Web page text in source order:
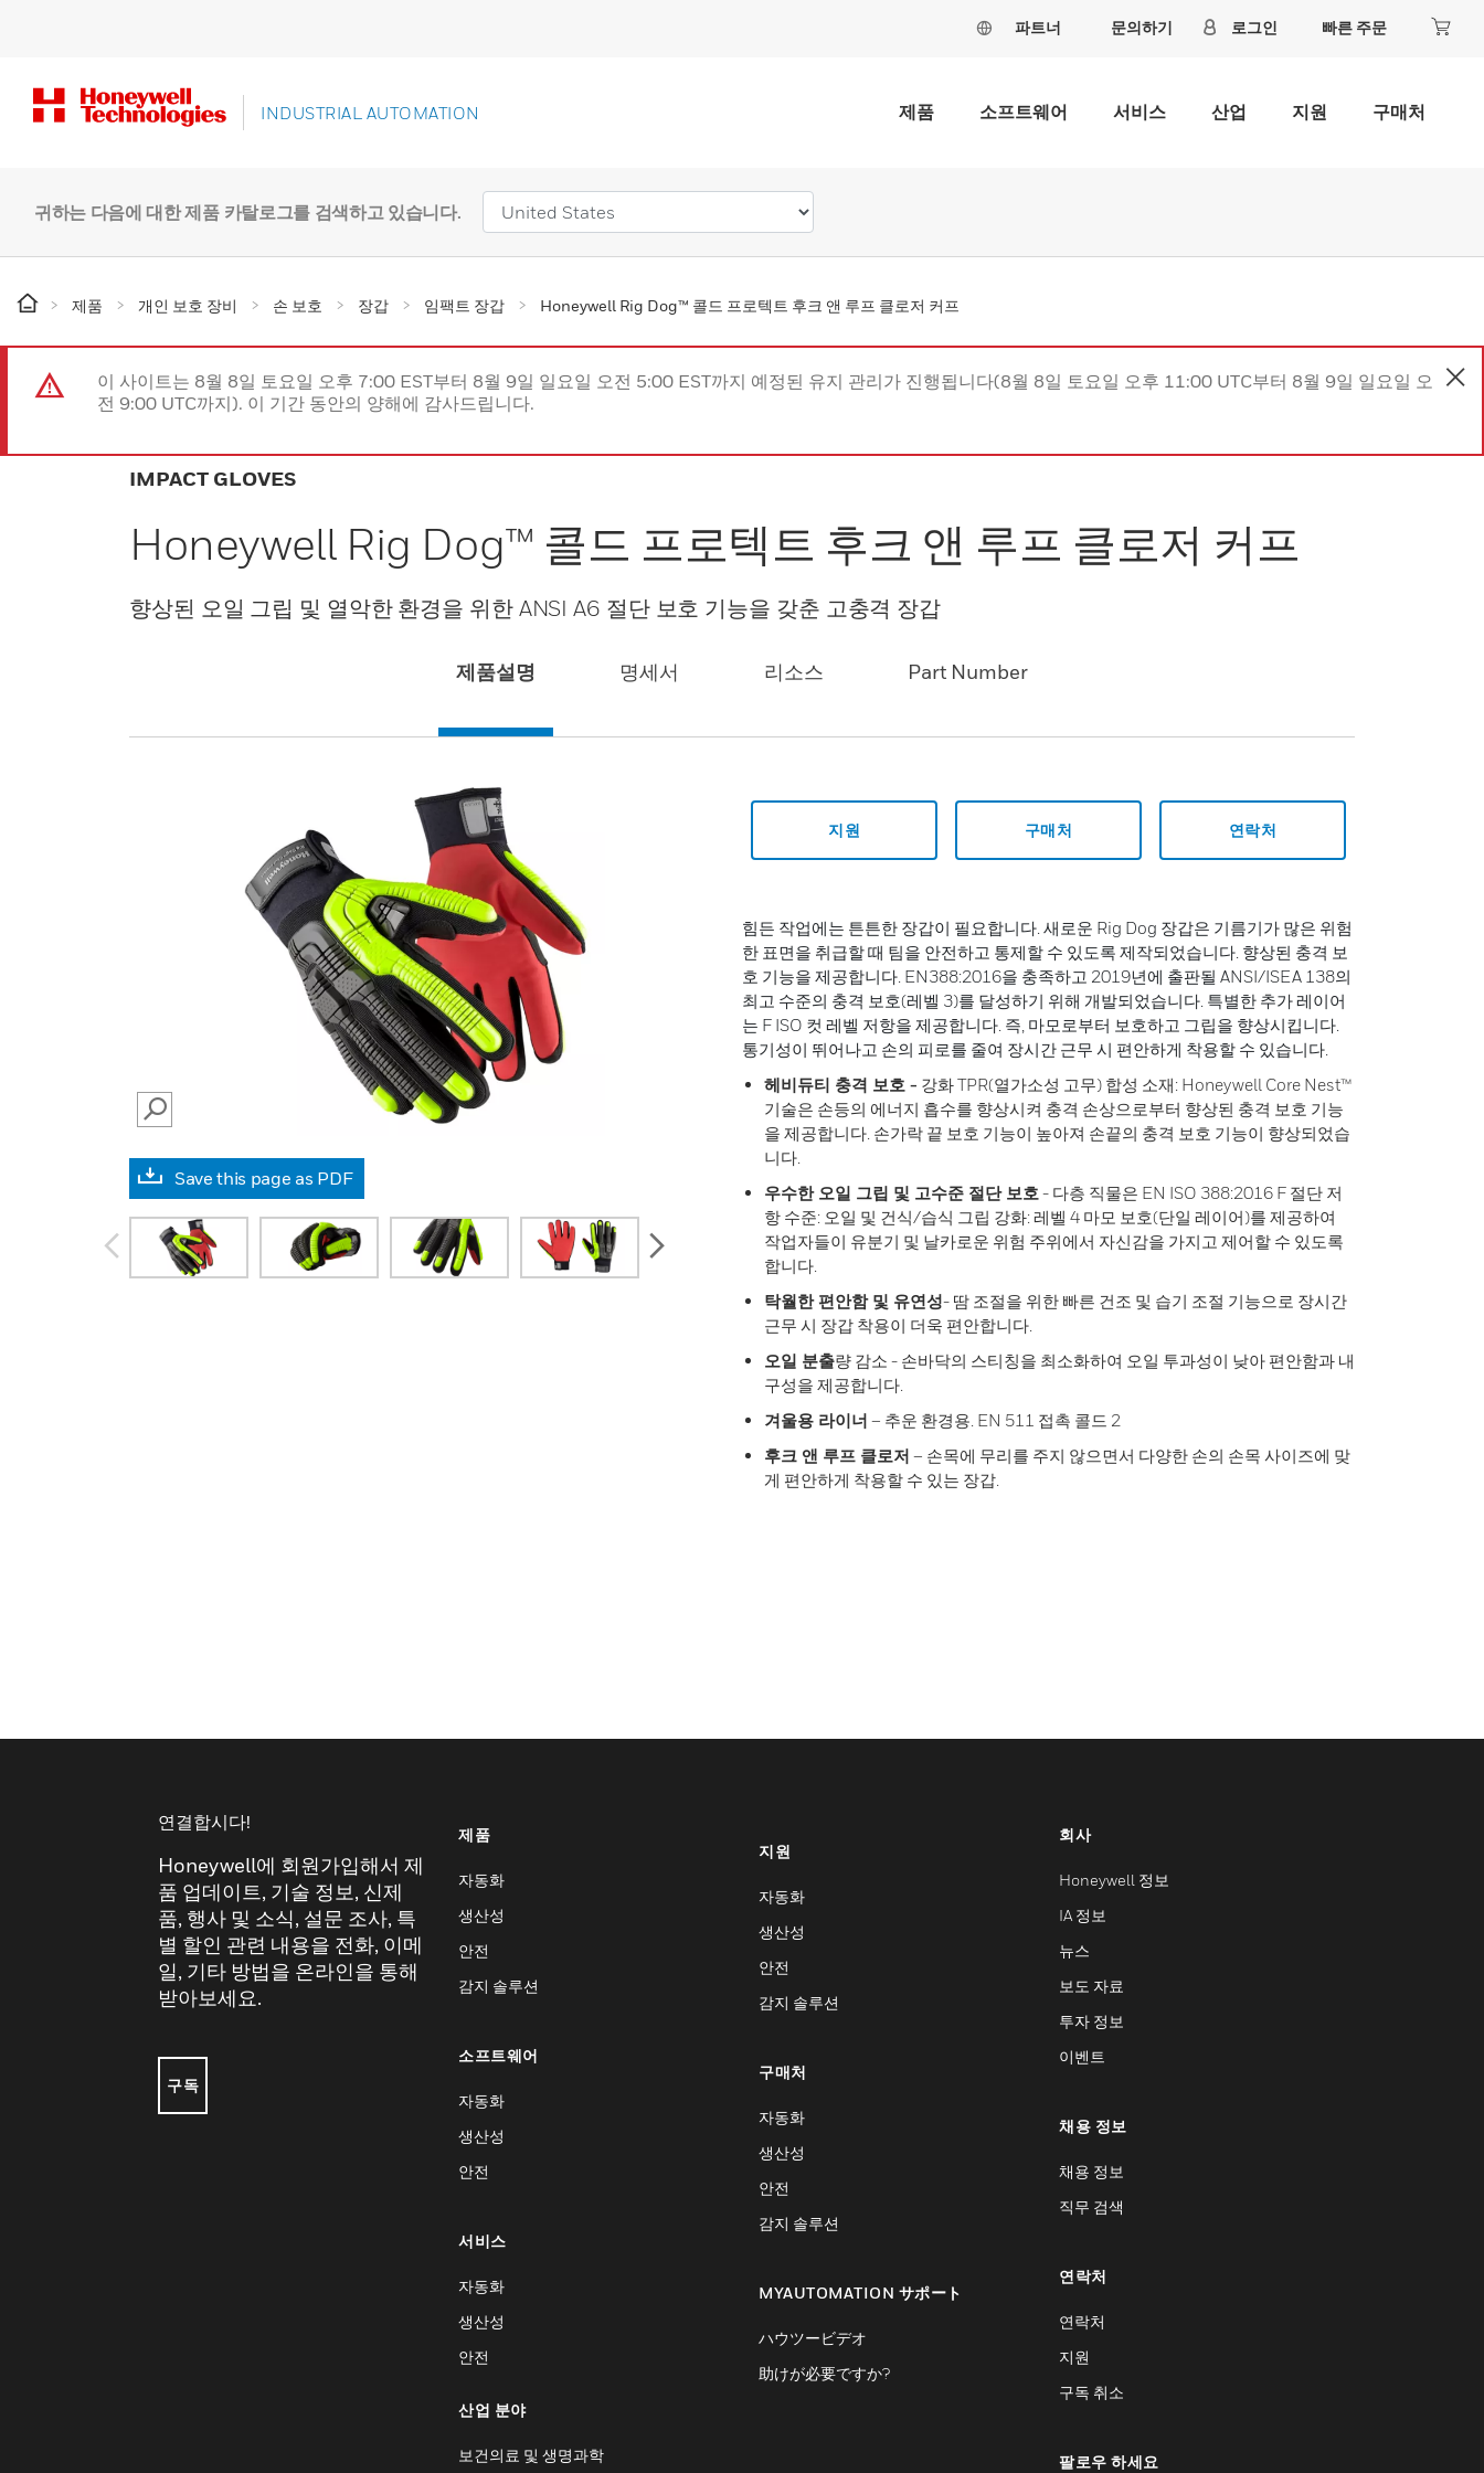
파트너 문의하기 로그인 빠른 주문
INDUSTRIAL AUTOMATION 제품 소프트웨어 서비스 산업 지원 구매처
귀하는 다음에 대한 제품 카탈로그를 검색하고 있습니다.
제품 개인 보호 장비 손 보호 장갑 임팩트 장갑 Honeywell Rig Dog™ 콜드 프로텍트 후크 앤 루프 클로저 커프
이 사이트는 8월 8일 토요일 오후 7:00 EST부터 8월 9일 일요일 오전 5:00 EST까지 예정된 유지 관리가 진행됩니다(8월 8일 토요일 오후 11:00 UTC부터 8월 9일 일요일 오
전 9:00 UTC까지). 이 기간 동안의 양해에 감사드립니다.
IMPACT GLOVES
Honeywell Rig Dog™ 콜드 프로텍트 후크 앤 루프 클로저 커프
향상된 오일 그립 및 열악한 환경을 위한 ANSI A6 절단 보호 기능을 갖춘 고충격 장갑
제품설명 명세서 리소스 Part Number
SEARCH
Save this page as PDF
prev
지원 구매처 연락처
힘든 작업에는 튼튼한 장갑이 필요합니다. 새로운 Rig Dog 장갑은 기름기가 많은 위험
한 표면을 취급할 때 팀을 안전하고 통제할 수 있도록 제작되었습니다. 향상된 충격 보
호 기능을 제공합니다. EN388:2016을 충족하고 2019년에 출판될 ANSI/ISEA 138의
최고 수준의 충격 보호(레벨 3)를 달성하기 위해 개발되었습니다. 특별한 추가 레이어
는 F ISO 컷 레벨 저항을 제공합니다. 즉, 마모로부터 보호하고 그립을 향상시킵니다.
통기성이 뛰어나고 손의 피로를 줄여 장시간 근무 시 편안하게 착용할 수 있습니다.
헤비듀티 충격 보호 - 강화 TPR(열가소성 고무) 합성 소재: Honeywell Core Nest™
기술은 손등의 에너지 흡수를 향상시켜 충격 손상으로부터 향상된 충격 보호 기능
을 제공합니다. 손가락 끝 보호 기능이 높아져 손끝의 충격 보호 기능이 향상되었습
니다.
우수한 오일 그립 및 고수준 절단 보호 - 다층 직물은 EN ISO 388:2016 F 절단 저
항 수준: 오일 및 건식/습식 그립 강화: 레벨 4 마모 보호(단일 레이어)를 제공하여
작업자들이 유분기 및 날카로운 위험 주위에서 자신감을 가지고 제어할 수 있도록
합니다.
탁월한 편안함 및 유연성- 땀 조절을 위한 빠른 건조 및 습기 조절 기능으로 장시간
근무 시 장갑 착용이 더욱 편안합니다.
오일 분출량 감소 - 손바닥의 스티칭을 최소화하여 오일 투과성이 낮아 편안함과 내
구성을 제공합니다.
겨울용 라이너 – 추운 환경용. EN 511 접촉 콜드 2
후크 앤 루프 클로저 – 손목에 무리를 주지 않으면서 다양한 손의 손목 사이즈에 맞
게 편안하게 착용할 수 있는 장갑.
연결합시다!
Honeywell에 회원가입해서 제
품 업데이트, 기술 정보, 신제
품, 행사 및 소식, 설문 조사, 특
별 할인 관련 내용을 전화, 이메
일, 기타 방법을 온라인을 통해
받아보세요.
구독
제품
자동화
생산성
안전
감지 솔루션
소프트웨어
자동화
생산성
안전
서비스
자동화
생산성
안전
산업 분야
보건의료 및 생명과학
지원
자동화
생산성
안전
감지 솔루션
구매처
자동화
생산성
안전
감지 솔루션
MYAUTOMATION サポート
ハウツービデオ
助けが必要ですか?
회사
Honeywell 정보
IA 정보
뉴스
보도 자료
투자 정보
이벤트
채용 정보
채용 정보
직무 검색
연락처
연락처
지원
구독 취소
팔로우 하세요